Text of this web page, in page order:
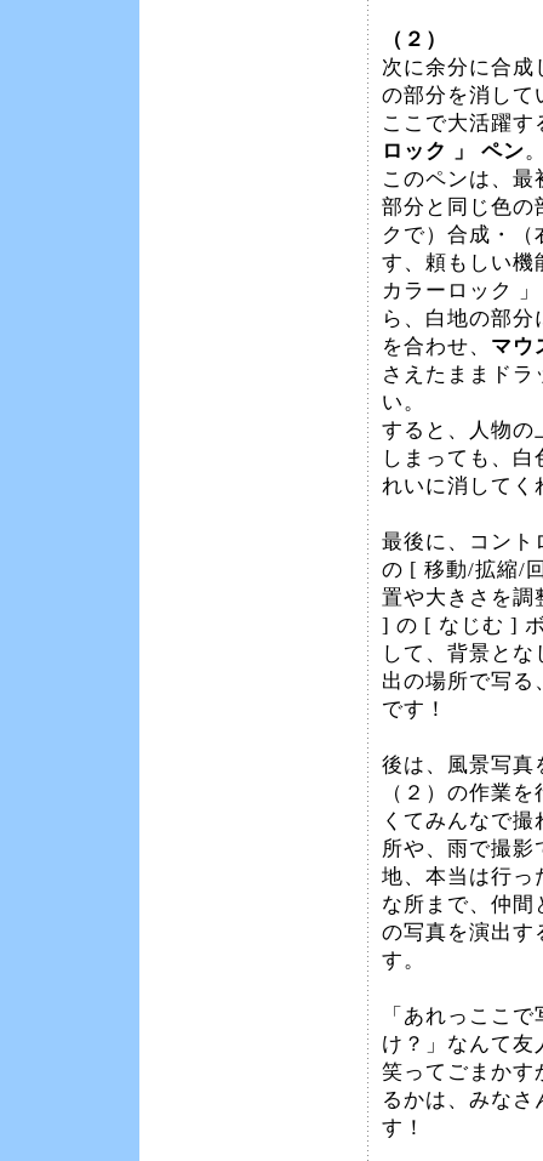
（２）
次に余分に合成
の部分を消して
ここで大活躍
ロック 」 ペン
このペンは、最
部分と同じ色の
クで）合成・（
す、頼もしい機
カラーロック
ら、白地の部
を合わせ、 マウ
さえたままドラ
い。
すると、人物の
しまっても、
れいに消してく
最後に、コント
の [ 移動/拡縮/
置や大きさを調
] の [ なじむ ]
して、背景と
出の場所で写る
です！
後は、風景写真
（２）の作業
くてみんなで
所や、雨で撮影
地、本当は行っ
な所まで、仲間
の写真を演出す
す。
「あれっここ
け？」なんて友
笑ってごまかす
るかは、みなさ
す！